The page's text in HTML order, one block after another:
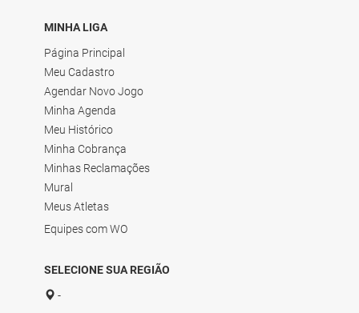
MINHA LIGA
Página Principal
Meu Cadastro
Agendar Novo Jogo
Minha Agenda
Meu Histórico
Minha Cobrança
Minhas Reclamações
Mural
Meus Atletas
Equipes com WO
SELECIONE SUA REGIÃO
-